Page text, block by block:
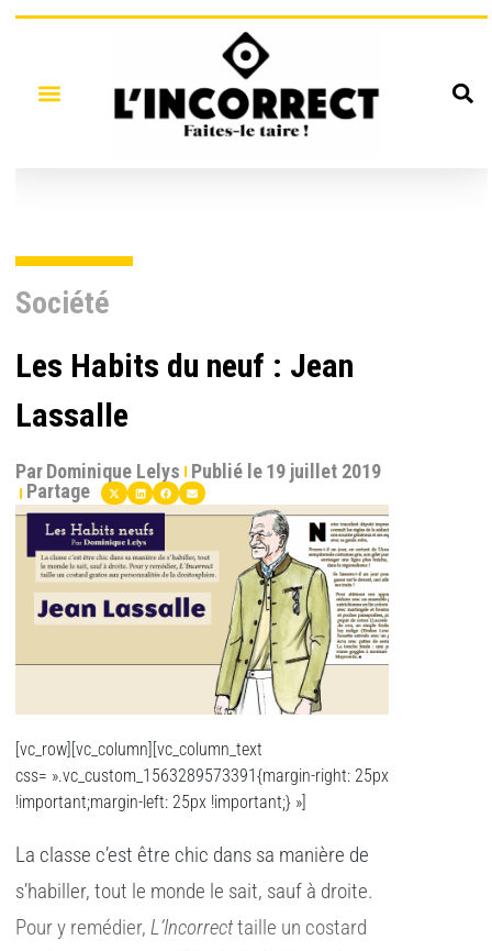
Société
Les Habits du neuf : Jean
Lassalle
ParDominique Lelys Publié le19 juillet 2019
Partage
[vc_row][vc_column][vc_column_text
css= ».vc_custom_1563289573391{margin-right: 25px
!important;margin-left: 25px !important;} »]
La classe c’est être chic dans sa manière de
s’habiller, tout le monde le sait, sauf à droite.
Pour y remédier, L’Incorrecttaille un costard